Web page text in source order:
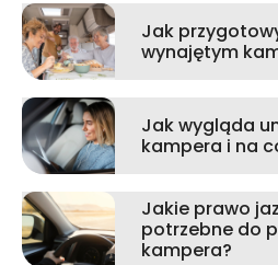
Jak
wynajętym
Jak wygląda
kampera i na
Jakie prawo
potrzebne do
kampera?